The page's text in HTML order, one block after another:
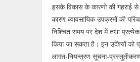
इसके विकास के कारणो की गहराई
कारण व्यावसायिक उपक्रमों की
निश्चित समय पर देश में तथा
किया जा सकता है। इन उदेंश्यों को
लागत-नियन्त्रण सूचना-